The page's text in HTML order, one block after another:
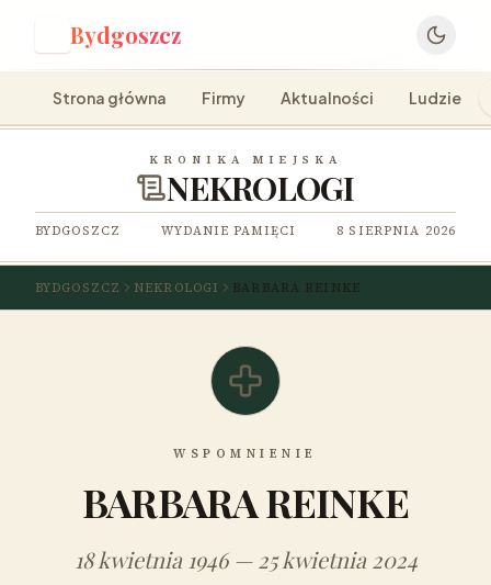
Bydgoszcz
Strona główna Firmy Aktualności Ludzie
KRONIKA MIEJSKA
NEKROLOGI
BYDGOSZCZ WYDANIE PAMIĘCI 8 SIERPNIA 2026
BYDGOSZCZ NEKROLOGI BARBARA REINKE
WSPOMNIENIE
BARBARA REINKE
18 kwietnia 1946 — 25 kwietnia 2024